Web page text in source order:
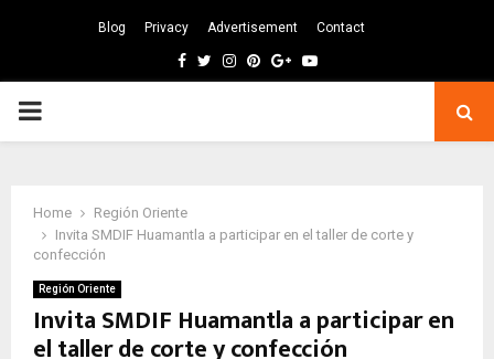
Blog Privacy Advertisement Contact
Facebook
TwitterInstagram
Pinterest
GoogleYoutube
PRIMARY
Home
Región Oriente
Invita SMDIF Huamantla a participar en el taller de corte y
confección
Región Oriente
Invita SMDIF Huamantla a participar en
el taller de corte y confección